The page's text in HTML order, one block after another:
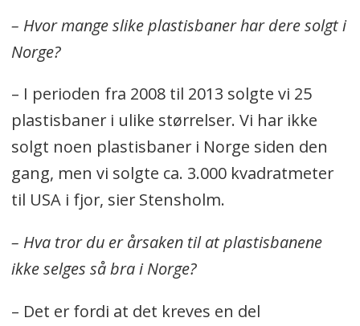
– Hvor mange slike plastisbaner har dere solgt i
Norge?
– I perioden fra 2008 til 2013 solgte vi 25
plastisbaner i ulike størrelser. Vi har ikke
solgt noen plastisbaner i Norge siden den
gang, men vi solgte ca. 3.000 kvadratmeter
til USA i fjor, sier Stensholm.
– Hva tror du er årsaken til at plastisbanene
ikke selges så bra i Norge?
– Det er fordi at det kreves en del